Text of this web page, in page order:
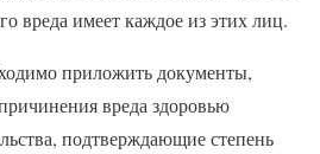
вреда имеет каждое из этих лиц.
приложить документы,
вреда здоровью
подтверждающие степень